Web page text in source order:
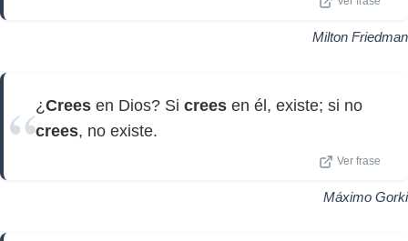
Milton Friedman
¿Crees en Dios? Si crees en él, existe; si no
crees, no existe.
Ver frase
Máximo Gorki